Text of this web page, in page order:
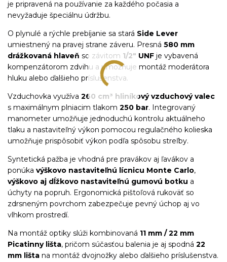
je pripravená na používanie za každého počasia a
nevyžaduje špeciálnu údržbu.
O plynulé a rýchle prebíjanie sa stará Side Lever
umiestnený na pravej strane záveru. Presná 580 mm
drážkovaná hlaveň so závitom 1/2" UNF je vybavená
kompenzátorom zdvihu a umožňuje montáž moderátora
hluku alebo ďalšieho príslušenstva.
Vzduchovka využíva 260 cm³ hliníkový vzduchový valec
s maximálnym plniacim tlakom 250 bar. Integrovaný
manometer umožňuje jednoduchú kontrolu aktuálneho
tlaku a nastaviteľný výkon pomocou regulačného kolieska
umožňuje prispôsobiť výkon podľa spôsobu streľby.
Syntetická pažba je vhodná pre pravákov aj ľavákov a
ponúka výškovo nastaviteľnú lícnicu Monte Carlo,
výškovo aj dĺžkovo nastaviteľnú gumovú botku a
úchyty na popruh. Ergonomická pištoľová rukoväť so
zdrsneným povrchom zabezpečuje pevný úchop aj vo
vlhkom prostredí.
Na montáž optiky slúži kombinovaná 11 mm / 22 mm
Picatinny lišta, pričom súčasťou balenia je aj spodná 22
mm lišta na montáž dvojnožky alebo ďalšieho príslušenstva.